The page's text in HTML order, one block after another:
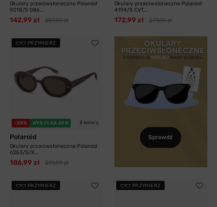
Okulary przeciwsłoneczne Polaroid
9018/S 086...
142,99 zł 259,99 zł
Okulary przeciwsłoneczne Polaroid
4194/S CVT...
172,99 zł 279,99 zł
PRZYMIERZ
-38% WYSYŁKA 24H 3 kolory
Polaroid
Okulary przeciwsłoneczne Polaroid
6253/S/X...
186,99 zł 299,99 zł
Sprawdź
PRZYMIERZ PRZYMIERZ